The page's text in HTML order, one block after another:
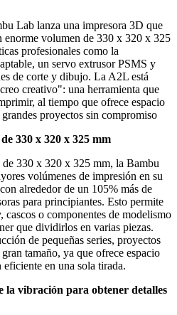
Lab lanza una impresora 3D que
enorme volumen de 330 x 320 x 325
profesionales como la
un servo extrusor PSMS y
de corte y dibujo. La A2L está
creativo": una herramienta que
al tiempo que ofrece espacio
proyectos sin compromiso
330 x 320 x 325 mm
330 x 320 x 325 mm, la Bambu
volúmenes de impresión en su
alrededor de un 105% más de
para principiantes. Esto permite
cascos o componentes de modelismo
que dividirlos en varias piezas.
de pequeñas series, proyectos
tamaño, ya que ofrece espacio
en una sola tirada.
la vibración para obtener detalles